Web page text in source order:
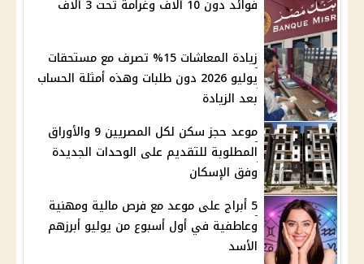
فوائد دون 10 آلاف وغرامة تحت 3 آلاف
زيادة المعاشات 15% تصرف مع مستحقات
يوليو 2026 دون طلبات وهذه أمثلة الحساب
بعد الزيادة
موعد حجز سكن لكل المصريين 9 والأوراق
المطلوبة للتقديم على الوحدات الجديدة
وفق الإسكان
5 أبراج على موعد مع فرص مالية ومهنية
وعاطفية في أول أسبوع من يوليو أبرزهم
الأسد